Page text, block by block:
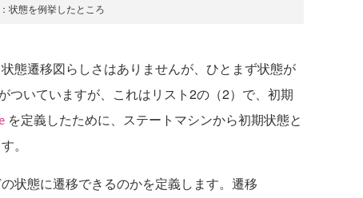
状態を例挙したところ
態遷移図らしさはありませんが、ひとまず状態が
ついていますが、これはリスト2の（2）で、初期
を定義したために、ステートマシンから初期状態と
。
状態に遷移できるのかを定義します。遷移